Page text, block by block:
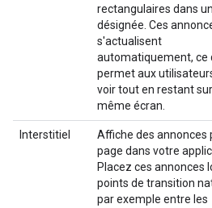
rectangulaires dans
désignée. Ces
s'actualisent
automatiquement, ce
permet aux
voir tout en restant
même écran.
Interstitiel
Affiche des annonces
page dans votre
Placez ces annonces
points de transition
par exemple entre les